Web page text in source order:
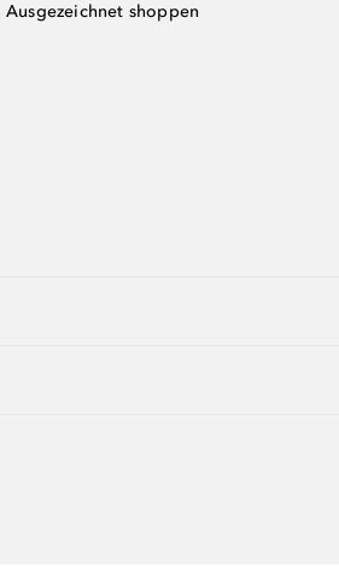
Ausgezeichnet shoppen